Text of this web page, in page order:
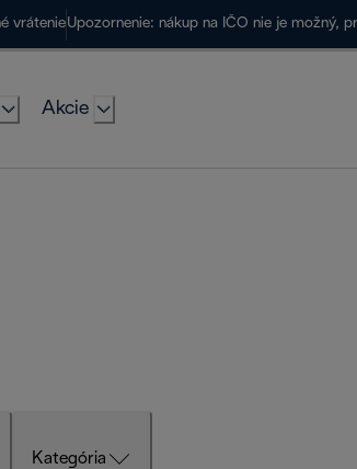
vrátenieUpozornenie: nákup na IČO nie je možný,
Akcie
Kategória